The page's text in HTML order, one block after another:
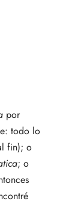
por
todo lo
fin); o
; o